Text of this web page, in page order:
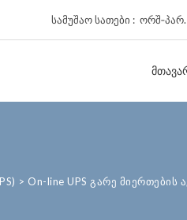
სამუშაო სათები :
> On-line UPS გარე